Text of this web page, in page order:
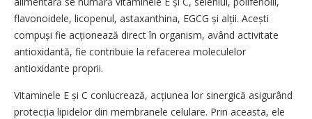
flavonoidele, licopenul, astaxanthina, EGCG și alții. Acești
compuși fie acționează direct în organism, având activitate
antioxidantă, fie contribuie la refacerea moleculelor
antioxidante proprii.
Vitaminele E și C conlucrează, acțiunea lor sinergică asigurând
protecția lipidelor din membranele celulare. Prin aceasta, ele